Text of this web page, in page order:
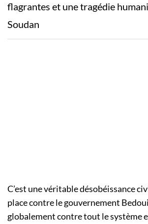
flagrantes et une tragédie
Soudan
C’est une véritable désobéissance
place contre le gouvernement
globalement contre tout le système